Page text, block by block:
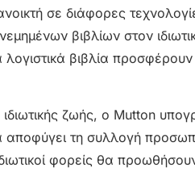
σε διάφορες
βιβλίων στον
λογιστικά βιβλία
ζωής, ο Mutton
αποφύγει τη συλλογή
φορείς θα